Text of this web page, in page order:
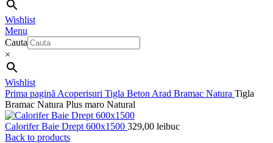
Wishlist
Menu
Cauta
×
Wishlist
Prima pagină Acoperisuri Tigla Beton Arad Bramac Natura Tigla
Bramac Natura Plus maro Natural
Calorifer Baie Drept 600x1500 329,00 leibuc
Back to products